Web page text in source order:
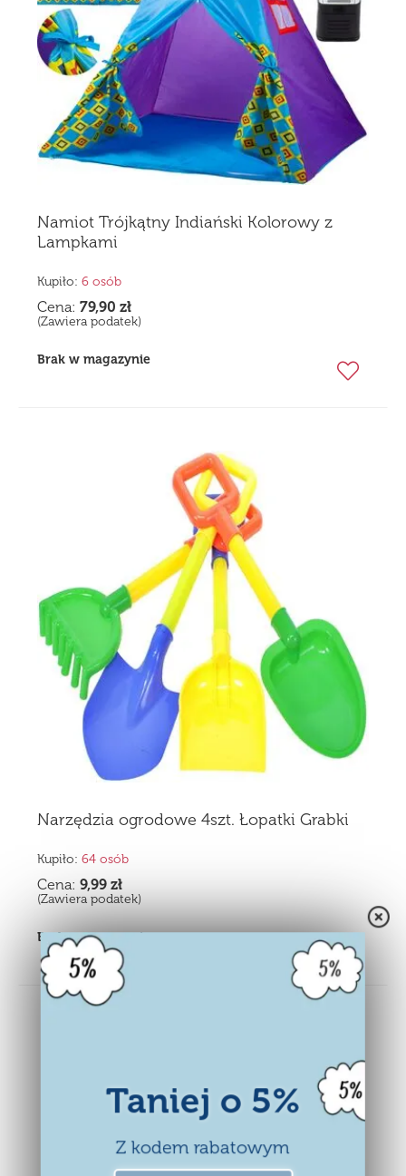
Taniej o 5%
Z kodem rabatowym
Namiot Trójkątny Indiański Kolorowy z
Lampkami
Kupiło: 6 osób
Cena: 79,90 zł
(Zawiera podatek)
Brak w magazynie
Narzędzia ogrodowe 4szt. Łopatki Grabki
Kupiło: 64 osób
Cena: 9,99 zł
(Zawiera podatek)
Brak w magazynie